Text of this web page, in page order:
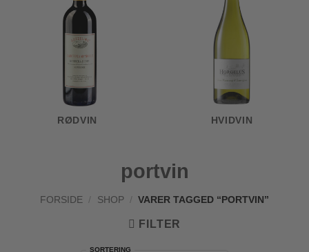
RØDVIN HVIDVIN
portvin
FORSIDE / SHOP / VARER TAGGED “PORTVIN”
FILTER